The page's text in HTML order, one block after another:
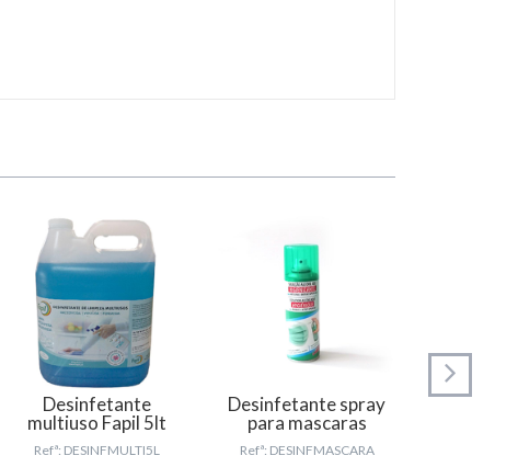
Desinfetante
multiuso Fapil 5lt
Refª: DESINFMULTI5L
Desinfetante spray
para mascaras
Refª: DESINFMASCARA
Gel